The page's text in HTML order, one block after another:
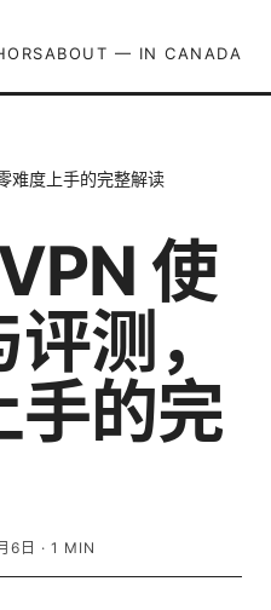
ABOUT — IN CANADA
难度上手的完整解读
使
测，
手的完
6日 · 1 MIN